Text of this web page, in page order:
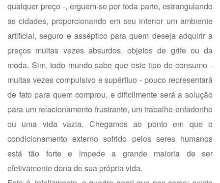
qualquer preço -, erguem-se por toda parte, estrangulando
as cidades, proporcionando em seu interior um ambiente
artificial, seguro e asséptico para quem deseja adquirir a
preços muitas vezes absurdos, objetos de grife ou da
moda. Sim, todo mundo sabe que este tipo de consumo -
muitas vezes compulsivo e supérfluo - pouco representará
de fato para quem comprou, e dificilmente será a solução
para um relacionamento frustrante, um trabalho enfadonho
ou uma vida vazia. Chegamos ao ponto em que o
condicionamento externo sofrido pelos seres humanos
está tão forte e impede a grande maioria de ser
efetivamente dona de sua própria vida.